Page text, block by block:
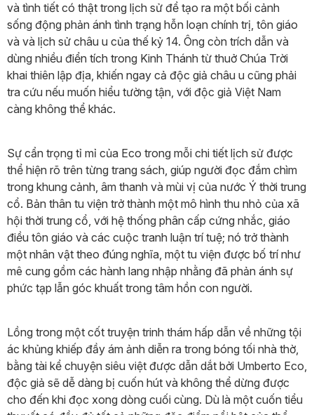
và tình tiết có thật trong lịch sử để tạo ra một bối cảnh
sống động phản ánh tình trạng hỗn loạn chính trị, tôn giáo
và và lịch sử châu u của thế kỷ 14. Ông còn trích dẫn và
dùng nhiều điển tích trong Kinh Thánh từ thuở Chúa Trời
khai thiên lập địa, khiến ngay cả độc giả châu u cũng phải
tra cứu nếu muốn hiểu tường tận, với độc giả Việt Nam
càng không thể khác.
Sự cẩn trọng tỉ mỉ của Eco trong mỗi chi tiết lịch sử được
thể hiện rõ trên từng trang sách, giúp người đọc đắm chìm
trong khung cảnh, âm thanh và mùi vị của nước Ý thời trung
cổ. Bản thân tu viện trở thành một mô hình thu nhỏ của xã
hội thời trung cổ, với hệ thống phân cấp cứng nhắc, giáo
điều tôn giáo và các cuộc tranh luận trí tuệ; nó trở thành
một nhân vật theo đúng nghĩa, một tu viện được bố trí như
mê cung gồm các hành lang nhập nhằng đã phản ánh sự
phức tạp lẫn góc khuất trong tâm hồn con người.
Lồng trong một cốt truyện trinh thám hấp dẫn về những tội
ác khủng khiếp đầy ám ảnh diễn ra trong bóng tối nhà thờ,
bằng tài kể chuyện siêu việt được dẫn dắt bởi Umberto Eco,
độc giả sẽ dễ dàng bị cuốn hút và không thể dừng được
cho đến khi đọc xong dòng cuối cùng. Dù là một cuốn tiểu